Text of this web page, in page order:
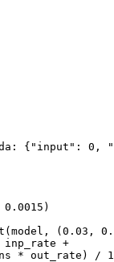
{"input": 0,
0.0015)
(0.03,
inp_rate +
* out_rate) /